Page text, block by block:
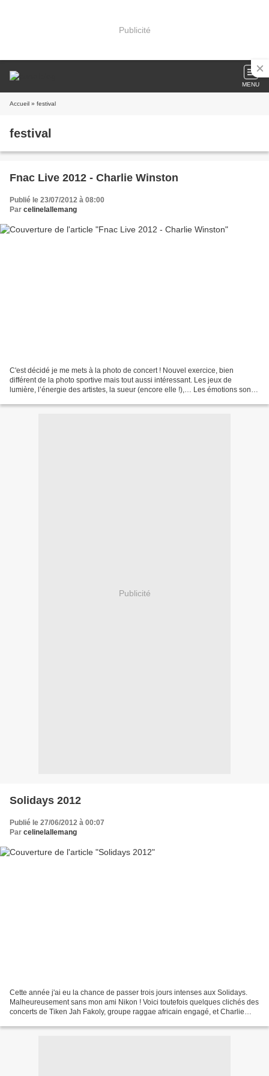
Publicité
MENU
Accueil » festival
festival
Fnac Live 2012 - Charlie Winston
Publié le 23/07/2012 à 08:00
Par celinelallemang
C'est décidé je me mets à la photo de concert ! Nouvel exercice, bien
différent de la photo sportive mais tout aussi intéressant. Les jeux de
lumière, l’énergie des artistes, la sueur (encore elle !),… Les émotions sont
Publicité
Solidays 2012
Publié le 27/06/2012 à 00:07
Par celinelallemang
Cette année j'ai eu la chance de passer trois jours intenses aux Solidays.
Malheureusement sans mon ami Nikon ! Voici toutefois quelques clichés des
concerts de Tiken Jah Fakoly, groupe raggae africain engagé, et Charlie